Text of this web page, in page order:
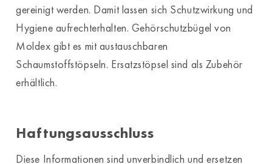
gereinigt werden. Damit lassen sich Schutzwirkung und
Hygiene aufrechterhalten. Gehörschutzbügel von
Moldex gibt es mit austauschbaren
Schaumstoffstöpseln. Ersatzstöpsel sind als Zubehör
erhältlich.
Haftungsausschluss
Diese Informationen sind unverbindlich und ersetzen